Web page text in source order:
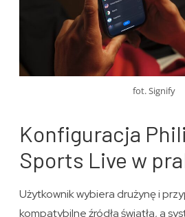
fot. Signify
Konfiguracja
Sports Live w
Użytkownik wybiera drużynę i
kompatybilne źródła światła, a